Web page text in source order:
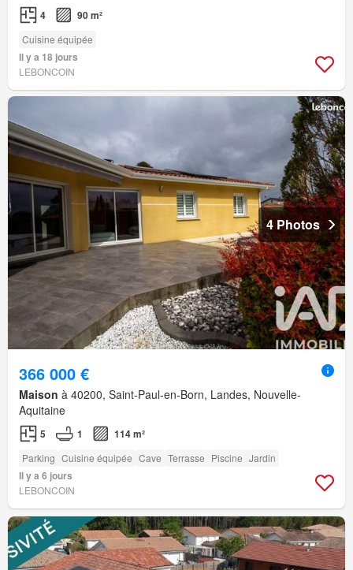
4 90 m²
Cuisine équipée
Il y a 18 jours
LEBONCOIN
4 Photos
366 000 €
Maison à 40200, Saint-Paul-en-Born, Landes, Nouvelle-
Aquitaine
5 1 114 m²
Parking Cuisine équipée Cave Terrasse Piscine Jardin
Il y a 6 jours
LEBONCOIN